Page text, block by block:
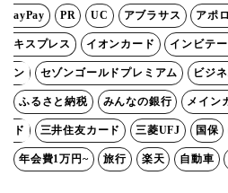
ayPay PR UC アブラサス アポ
キスプレス イオンカード インビテ
ン セゾンゴールドプレミアム ビジ
ふるさと納税 みんなの銀行 メイン
ド 三井住友カード 三菱UFJ 国保
年会費1万円~ 旅行 楽天 自動車